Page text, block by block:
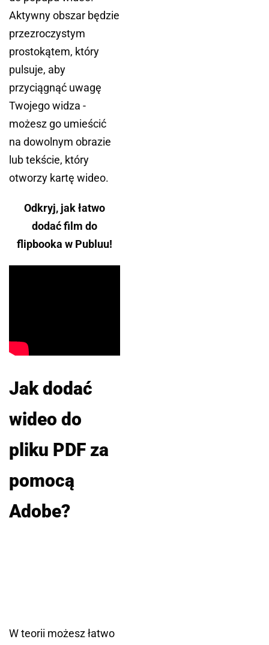
Aktywny obszar będzie
przezroczystym
prostokątem, który
pulsuje, aby
przyciągnąć uwagę
Twojego widza -
możesz go umieścić
na dowolnym obrazie
lub tekście, który
otworzy kartę wideo.
Odkryj, jak łatwo
dodać film do
flipbooka w Publuu!
Jak dodać
wideo do
pliku PDF za
pomocą
Adobe?
W teorii możesz łatwo